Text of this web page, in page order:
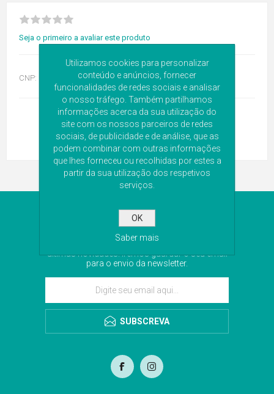
Seja o primeiro a avaliar este produto
CNP:
NEWSLETTER
Subscreva a nossa newsletter para receber as
últimas novidades. Iremos guardar o seu email
para o envio da newsletter.
SUBSCREVA
Utilizamos cookies para personalizar
conteúdo e anúncios, fornecer
funcionalidades de redes sociais e analisar
o nosso tráfego. Também partilhamos
informações acerca da sua utilização do
site com os nossos parceiros de redes
sociais, de publicidade e de análise, que as
podem combinar com outras informações
que lhes forneceu ou recolhidas por estes a
partir da sua utilização dos respetivos
serviços.
OK
Saber mais